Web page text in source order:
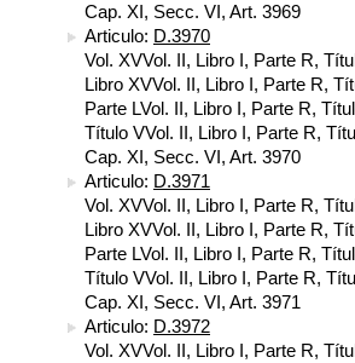
Cap. XI, Secc. VI, Art. 3969
Articulo: D.3970
Vol. XVVol. II, Libro I, Parte R,
Libro XVVol. II, Libro I, Parte R,
Parte LVol. II, Libro I, Parte R,
Título VVol. II, Libro I, Parte R,
Cap. XI, Secc. VI, Art. 3970
Articulo: D.3971
Vol. XVVol. II, Libro I, Parte R,
Libro XVVol. II, Libro I, Parte R,
Parte LVol. II, Libro I, Parte R,
Título VVol. II, Libro I, Parte R,
Cap. XI, Secc. VI, Art. 3971
Articulo: D.3972
Vol. XVVol. II, Libro I, Parte R,